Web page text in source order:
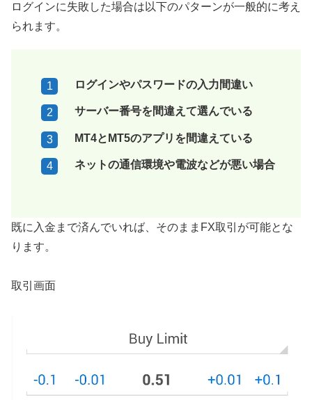
ログインに失敗した場合は以下のパターンが一般的に考え
られます。
ログインやパスワードの入力間違い
サーバー番号を間違えて選んでいる
MT4とMT5のアプリを間違えている
ネットの通信環境や電波などが悪い場合
既に入金まで済んでいれば、そのままFX取引が可能とな
ります。
取引画面